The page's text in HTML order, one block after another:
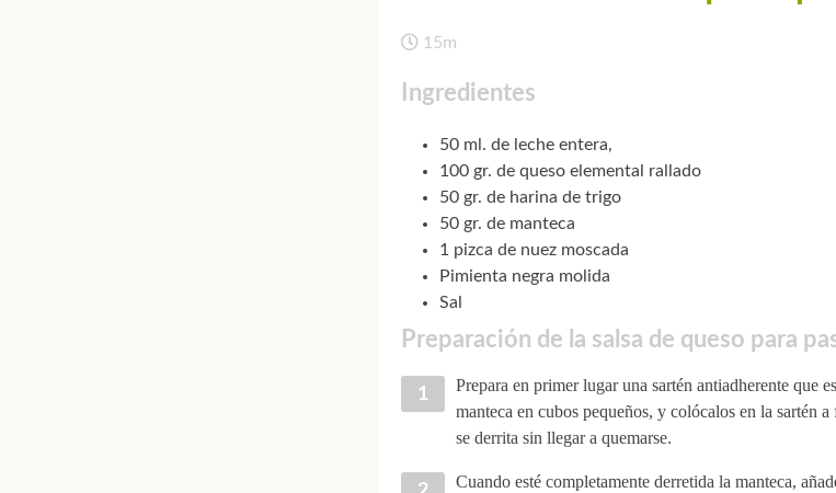
15m
Ingredientes
50 ml. de leche entera,
100 gr. de queso elemental rallado
50 gr. de harina de trigo
50 gr. de manteca
1 pizca de nuez moscada
Pimienta negra molida
Sal
Preparación de la salsa de queso para
Prepara en primer lugar una sartén antiadherente que
manteca en cubos pequeños, y colócalos en la sartén
se derrita sin llegar a quemarse.
Cuando esté completamente derretida la manteca,